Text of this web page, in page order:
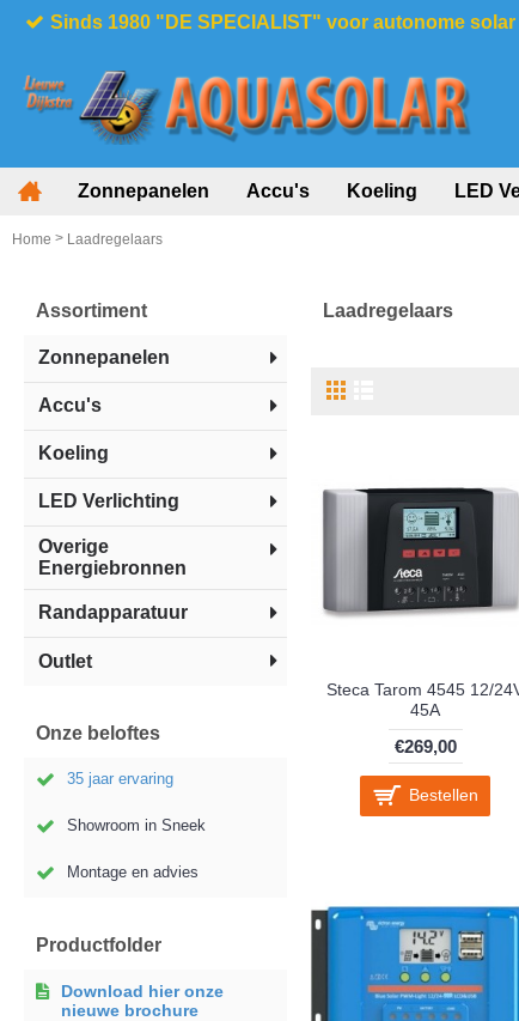
Sinds 1980 "DE SPECIALIST" voor autonome
Zonnepanelen Accu's Koeling LED
Home > Laadregelaars
Assortiment
Zonnepanelen
Accu's
Koeling
LED Verlichting
Overige
Energiebronnen
Randapparatuur
Outlet
Onze beloftes
35 jaar ervaring
Showroom in Sneek
Montage en advies
Productfolder
Download hier onze
nieuwe brochure
Laadregelaars
Steca Tarom 4545 12/
45A
€269,00
Bestellen